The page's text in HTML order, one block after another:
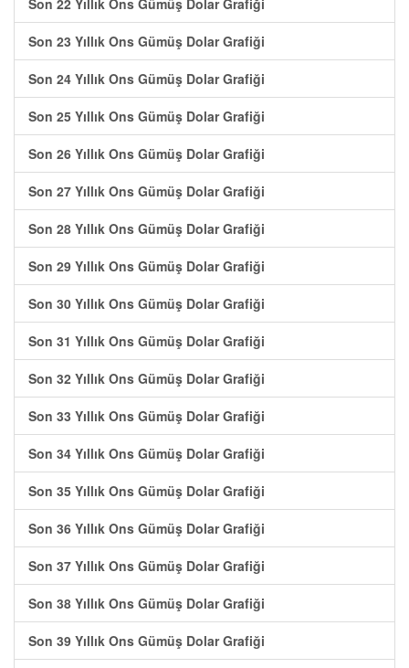
Son 22 Yıllık Ons Gümüş Dolar Grafiği
Son 23 Yıllık Ons Gümüş Dolar Grafiği
Son 24 Yıllık Ons Gümüş Dolar Grafiği
Son 25 Yıllık Ons Gümüş Dolar Grafiği
Son 26 Yıllık Ons Gümüş Dolar Grafiği
Son 27 Yıllık Ons Gümüş Dolar Grafiği
Son 28 Yıllık Ons Gümüş Dolar Grafiği
Son 29 Yıllık Ons Gümüş Dolar Grafiği
Son 30 Yıllık Ons Gümüş Dolar Grafiği
Son 31 Yıllık Ons Gümüş Dolar Grafiği
Son 32 Yıllık Ons Gümüş Dolar Grafiği
Son 33 Yıllık Ons Gümüş Dolar Grafiği
Son 34 Yıllık Ons Gümüş Dolar Grafiği
Son 35 Yıllık Ons Gümüş Dolar Grafiği
Son 36 Yıllık Ons Gümüş Dolar Grafiği
Son 37 Yıllık Ons Gümüş Dolar Grafiği
Son 38 Yıllık Ons Gümüş Dolar Grafiği
Son 39 Yıllık Ons Gümüş Dolar Grafiği